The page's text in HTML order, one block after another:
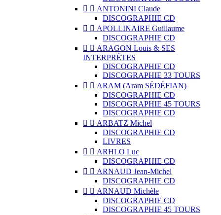
  ANTONINI Claude
DISCOGRAPHIE CD
  APOLLINAIRE Guillaume
DISCOGRAPHIE CD
  ARAGON Louis & SES
INTERPRÈTES
DISCOGRAPHIE CD
DISCOGRAPHIE 33 TOURS
  ARAM (Aram SÉDÉFIAN)
DISCOGRAPHIE CD
DISCOGRAPHIE 45 TOURS
DISCOGRAPHIE CD
  ARBATZ Michel
DISCOGRAPHIE CD
LIVRES
  ARHLO Luc
DISCOGRAPHIE CD
  ARNAUD Jean-Michel
DISCOGRAPHIE CD
  ARNAUD Michèle
DISCOGRAPHIE CD
DISCOGRAPHIE 45 TOURS